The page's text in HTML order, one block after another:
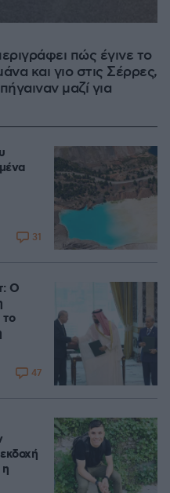
πώς έγινε το
και γιο στις Σέρρες,
μαζί για
31
Ο
47